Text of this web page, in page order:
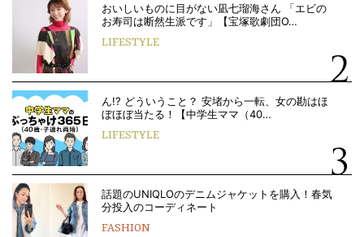
おいしいものに目がない凪七瑠海さん 「エビの
お寿司は断然生派です」【宝塚歌劇団O…
LIFESTYLE
ん!? どういうこと？ 安堵から一転、女の勘はほ
ぼほぼ当たる！【中学生ママ（40…
LIFESTYLE
話題のUNIQLOのデニムジャケットを購入！春気
分投入のコーディネート
FASHION